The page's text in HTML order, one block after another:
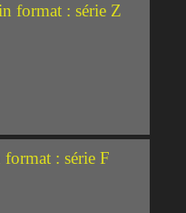
format : série Z
: série F